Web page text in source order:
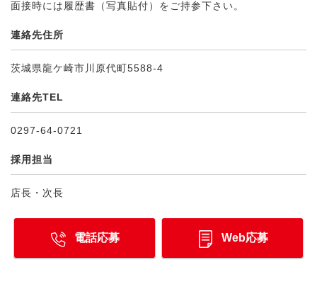
面接時には履歴書（写真貼付）をご持参下さい。
連絡先住所
茨城県龍ケ崎市川原代町5588-4
連絡先TEL
0297-64-0721
採用担当
店長・次長
電話応募 Web応募